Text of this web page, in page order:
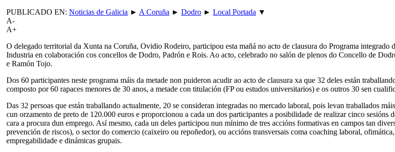
PUBLICADO EN: Noticias de Galicia ► A Coruña ► Dodro ► Local Portada ▼
A-
A+
O delegado territorial da Xunta na Coruña, Ovidio Rodeiro, participou esta mañá no acto de clausura do Programa
Industria en colaboración cos concellos de Dodro, Padrón e Rois. Ao acto, celebrado no salón de plenos do Concello de
e Ramón Tojo.
Dos 60 participantes neste programa máis da metade non puideron acudir ao acto de clausura xa que 32 deles están
composto por 60 rapaces menores de 30 anos, a metade con titulación (FP ou estudos universitarios) e os outros 30 sen
Das 32 persoas que están traballando actualmente, 20 se consideran integradas no mercado laboral, pois levan traballados
cun orzamento de preto de 120.000 euros e proporcionou a cada un dos participantes a posibilidade de realizar cinco
cara a procura dun emprego. Así mesmo, cada un deles participou nun mínimo de tres accións formativas en campos tan
prevención de riscos), o sector do comercio (caixeiro ou repoñedor), ou accións transversais coma coaching laboral,
empregabilidade e dinámicas grupais.